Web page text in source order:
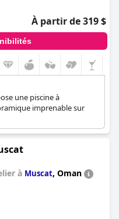
À partir de 319 $
une piscine à
imprenable sur
à Muscat, Oman